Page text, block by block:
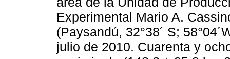
Experimental Mario A.
(Paysandú, 32°38´ S;
julio de 2010. Cuarenta y